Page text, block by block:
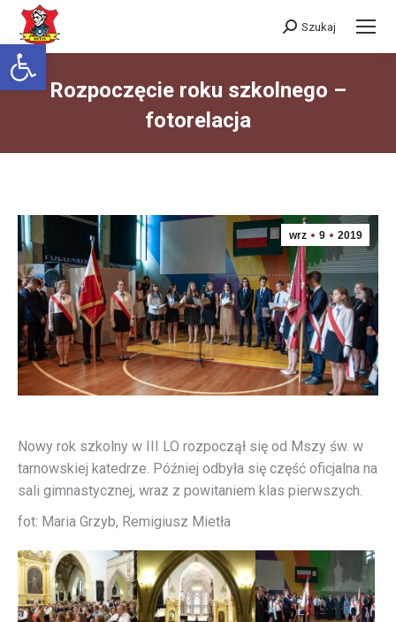
Otwórz pasek narzędzi
Szukaj:
Szukaj
Rozpoczęcie roku szkolnego –
fotorelacja
wrz 9 2019
Nowy rok szkolny w III LO rozpoczął się od Mszy św. w
tarnowskiej katedrze. Później odbyła się część oficjalna na
sali gimnastycznej, wraz z powitaniem klas pierwszych.
fot: Maria Grzyb, Remigiusz Mietła